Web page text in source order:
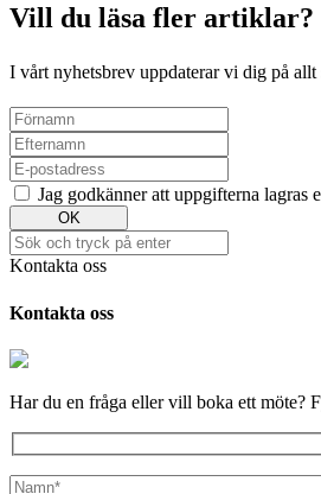
Vill du läsa fler artiklar?
I vårt nyhetsbrev uppdaterar vi dig på
Jag godkänner att uppgifterna lagras
OK
Kontakta oss
Kontakta oss
Har du en fråga eller vill boka ett möte?